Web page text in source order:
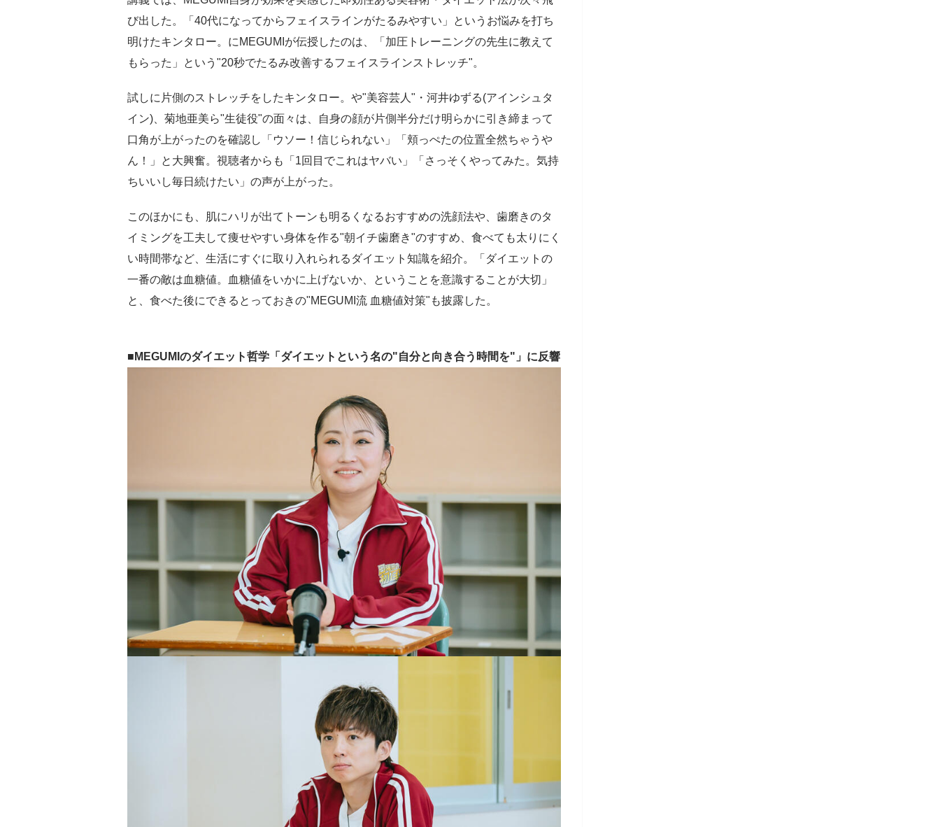
び出した。「40代になってからフェイスラインがたるみやすい」というお悩みを打ち
明けたキンタロー。にMEGUMIが伝授したのは、「加圧トレーニングの先生に教えて
もらった」という"20秒でたるみ改善するフェイスラインストレッチ"。
試しに片側のストレッチをしたキンタロー。や"美容芸人"・河井ゆずる(アインシュタ
イン)、菊地亜美ら"生徒役"の面々は、自身の顔が片側半分だけ明らかに引き締まって
口角が上がったのを確認し「ウソー！信じられない」「頬っぺたの位置全然ちゃうや
ん！」と大興奮。視聴者からも「1回目でこれはヤバい」「さっそくやってみた。気持
ちいいし毎日続けたい」の声が上がった。
このほかにも、肌にハリが出てトーンも明るくなるおすすめの洗顔法や、歯磨きのタ
イミングを工夫して痩せやすい身体を作る"朝イチ歯磨き"のすすめ、食べても太りにく
い時間帯など、生活にすぐに取り入れられるダイエット知識を紹介。「ダイエットの
一番の敵は血糖値。血糖値をいかに上げないか、ということを意識することが大切」
と、食べた後にできるとっておきの"MEGUMI流 血糖値対策"も披露した。
■MEGUMIのダイエット哲学「ダイエットという名の"自分と向き合う時間を"」に反響